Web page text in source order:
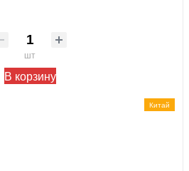
шт
В корзину
Китай